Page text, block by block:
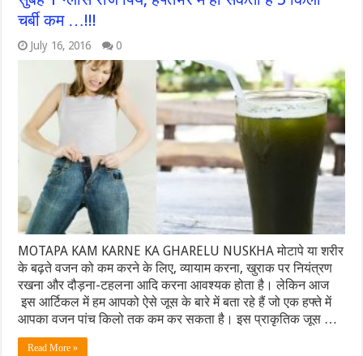
चर्बी कम …!!!
July 16, 2016 0
MOTAPA KAM KARNE KA GHARELU NUSKHA मोटापे या शरीर
के बढ़ते वजन को कम करने के लिए, व्‍यायाम करना, खुराक पर नियंत्रण
रखना और दौड़ना-टहलना आदि करना आवश्‍यक होता है। लेकिन आज
इस आर्टिकल में हम आपको ऐसे जूस के बारे में बता रहे हैं जो एक हफ्ते में
आपका वजन पांच किलो तक कम कर सकता है। इस प्राकृतिक जूस …
Read More »